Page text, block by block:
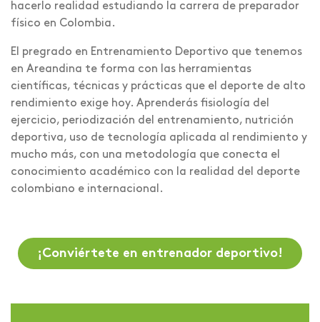
hacerlo realidad estudiando la carrera de preparador
físico en Colombia.
El pregrado en Entrenamiento Deportivo que tenemos
en Areandina te forma con las herramientas
científicas, técnicas y prácticas que el deporte de alto
rendimiento exige hoy. Aprenderás fisiología del
ejercicio, periodización del entrenamiento, nutrición
deportiva, uso de tecnología aplicada al rendimiento y
mucho más, con una metodología que conecta el
conocimiento académico con la realidad del deporte
colombiano e internacional.
¡Conviértete en entrenador deportivo!